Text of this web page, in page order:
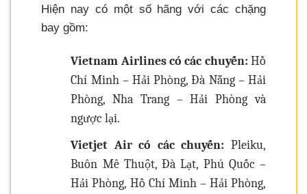
Hiện nay có một số hãng với các chặng
bay gồm:
Vietnam Airlines có các chuyến: Hồ
Chí Minh – Hải Phòng, Đà Nẵng – Hải
Phòng, Nha Trang – Hải Phòng và
ngược lại.
Vietjet Air có các chuyến: Pleiku,
Buôn Mê Thuột, Đà Lạt, Phú Quốc –
Hải Phòng, Hồ Chí Minh – Hải Phòng,